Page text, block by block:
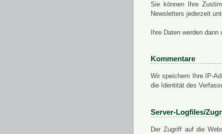
Sie können Ihre
Newsletters jederzeit
Ihre Daten werden
Kommentare
Wir speichern Ihre IP-
die Identität des
Server-Logfiles/
Der Zugriff auf die